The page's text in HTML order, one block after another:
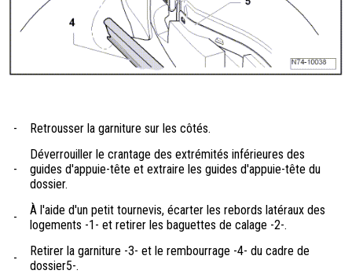
- Retrousser la garniture sur les côtés.
-
Déverrouiller le crantage des extrémités inférieures des
guides d'appuie-tête et extraire les guides d'appuie-tête du
dossier.
-
À l'aide d'un petit tournevis, écarter les rebords latéraux des
logements -1- et retirer les baguettes de calage -2-.
-
Retirer la garniture -3- et le rembourrage -4- du cadre de
dossier5-.